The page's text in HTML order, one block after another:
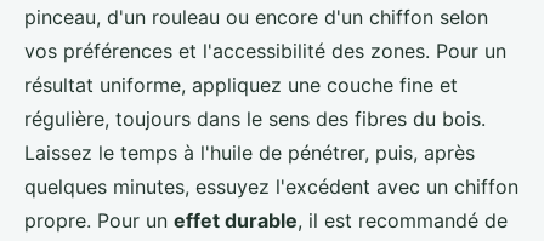
pinceau, d'un rouleau ou encore d'un chiffon selon
vos préférences et l'accessibilité des zones. Pour un
résultat uniforme, appliquez une couche fine et
régulière, toujours dans le sens des fibres du bois.
Laissez le temps à l'huile de pénétrer, puis, après
quelques minutes, essuyez l'excédent avec un chiffon
propre. Pour un effet durable, il est recommandé de